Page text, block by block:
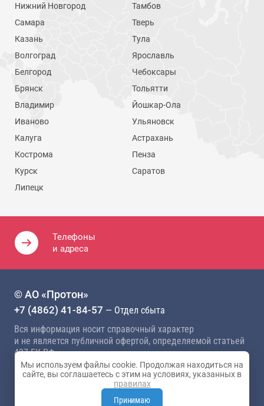
Телефоны
и адреса
Нижний Новгород
Самара
Казань
Волгоград
Белгород
Брянск
Владимир
Иваново
Калуга
Кострома
Курск
Липецк
Тамбов
Тверь
Тула
Ярославль
Чебоксары
Тольятти
Йошкар-Ола
Ульяновск
Астрахань
Пенза
Саратов
© АО «Протон»
+7 (4862) 41-84-57 — Отдел сбыта
Вся информация носит справочный характер
и не является публичной офертой, определяемой статьей
437 ГК РФ
Политика конфиденциальности
Студия 404
Мы используем файлы cookie. Продолжая находиться на
сайте, вы соглашаетесь с этим на условиях, указанных в
правилах
Принимаю